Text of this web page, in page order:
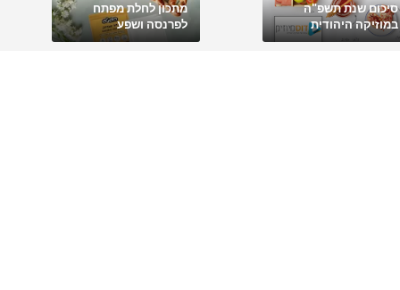
סיכום שנת תשפ"ה
במוזיקה היהודית
מתכון לחלת מפתח
לפרנסה ושפע